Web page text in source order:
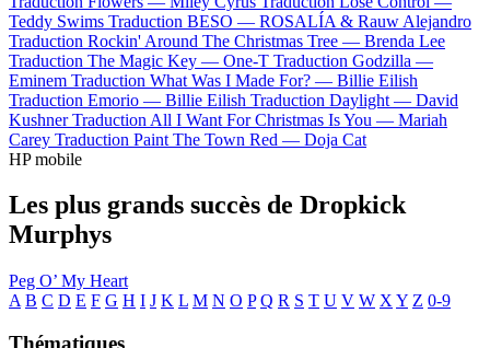
Teddy Swims Traduction BESO — ROSALÍA & Rauw Alejandro
Traduction Rockin' Around The Christmas Tree — Brenda Lee
Traduction The Magic Key — One-T Traduction Godzilla —
Eminem Traduction What Was I Made For? — Billie Eilish
Traduction Emorio — Billie Eilish Traduction Daylight — David
Kushner Traduction All I Want For Christmas Is You — Mariah
Carey Traduction Paint The Town Red — Doja Cat
HP mobile
Les plus grands succès de Dropkick
Murphys
Peg O’ My Heart
A B C D E F G H I J K L M N O P Q R S T U V W X Y Z 0-9
Thématiques